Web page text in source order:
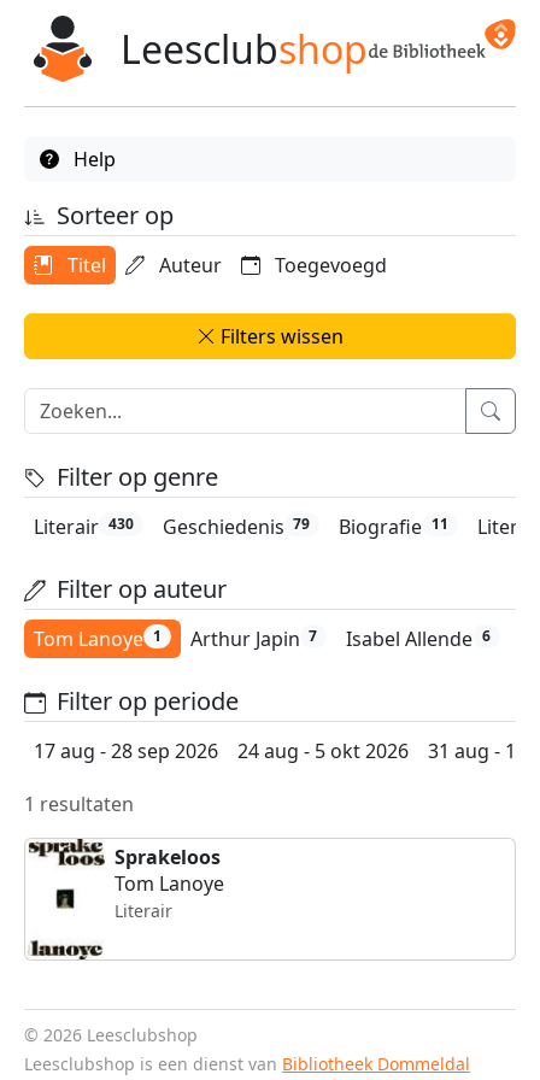
Leesclubshop
Help
Sorteer op
Titel Auteur Toegevoegd
Filters wissen
Filter op genre
Literair 430 Geschiedenis 79 Biografie 11
Filter op auteur
Arthur Japin 7 Isabel Allende 6
Tom Lanoye 1
Filter op periode
17 aug - 28 sep 2026 24 aug - 5 okt 2026
31 aug - 12
1 resultaten
Sprakeloos
Tom Lanoye
Literair
© 2026 Leesclubshop
Leesclubshop is een dienst van Bibliotheek Dommeldal